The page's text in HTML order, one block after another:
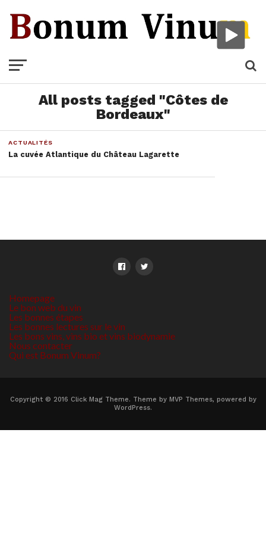
All posts tagged "Côtes de
Bordeaux"
ACTUALITÉS
La cuvée Atlantique du Château Lagarette
Homepage
Le bon web du vin
Les bonnes étapes
Les bonnes lectures sur le vin
Les bons vins, vins bio et vins biodynamie
Nous contacter
Qui est Bonum Vinum?
Copyright © 2016 Click Mag Theme. Theme by MVP Themes, powered by
WordPress.